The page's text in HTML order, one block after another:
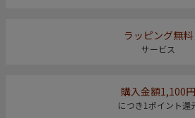
ラッピング無料
サービス
購入金額1,100円
につき1ポイント還